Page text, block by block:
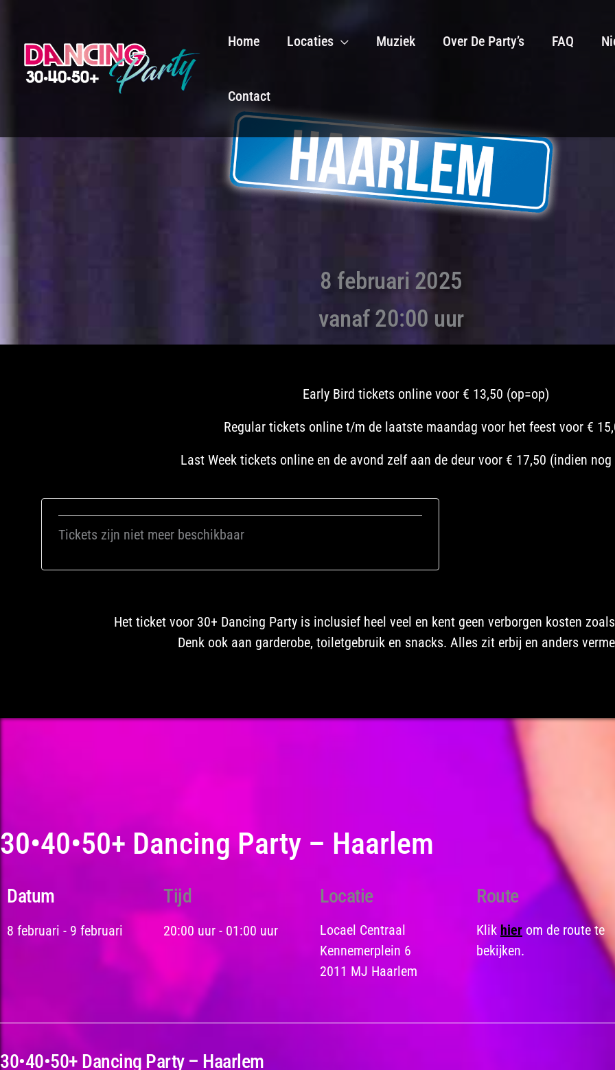
inhoud
Home Locaties Muziek Over De Party’s FAQ
Contact
8 februari 2025
vanaf 20:00 uur
Early Bird tickets online voor € 13,50 (op=op)
Regular tickets online t/m de laatste maandag voor het feest voor €
Last Week tickets online en de avond zelf aan de deur voor € 17,50 (indien
Tickets zijn niet meer beschikbaar
Het ticket voor 30+ Dancing Party is inclusief heel veel en kent geen verborgen kosten
Denk ook aan garderobe, toiletgebruik en snacks. Alles zit erbij en anders
30•40•50+ Dancing Party – Haarlem
Datum
8 februari - 9 februari
Tijd
20:00 uur - 01:00 uur
Locatie
Locael Centraal
Kennemerplein 6
2011 MJ Haarlem
Route
Klik hier om de route te
bekijken.
30•40•50+ Dancing Party – Haarlem